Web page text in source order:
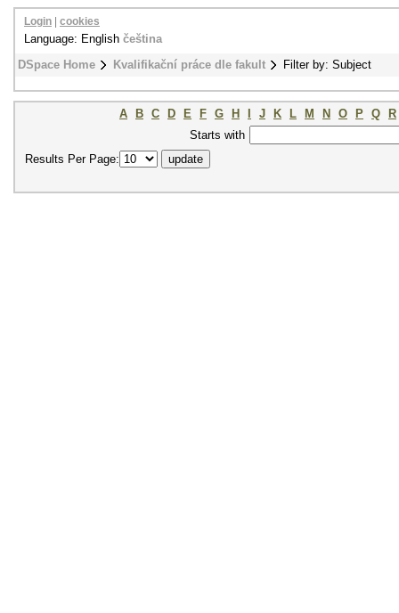
DSpace Home Kvalifikační práce dle fakult Filter by: Subject
Login cookies
Language: English čeština
A B C D E F G H J K L M N O P Q
R
Starts with
Results Per Page: